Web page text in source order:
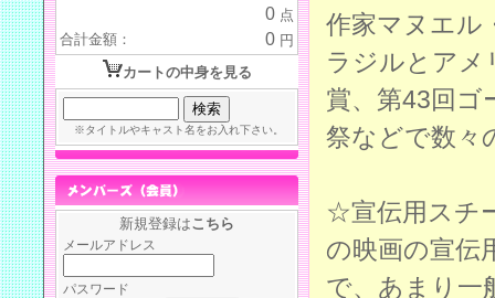
作家マヌエル
ラジルとアメ
賞、第43回ゴ
祭などで数々
☆宣伝用スチ
の映画の宣伝
で、あまり一
0 点
合計金額：
0 円
カートの中身を見る
※タイトルやキャスト名をお入れ下さい。
新規登録はこちら
メールアドレス
パスワード